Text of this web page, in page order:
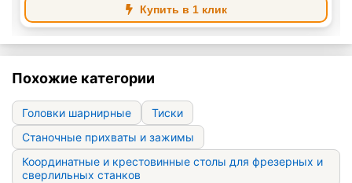
Купить в 1 клик
Похожие категории
Головки шарнирные
Тиски
Станочные прихваты и зажимы
Координатные и крестовинные столы для фрезерных и
сверлильных станков